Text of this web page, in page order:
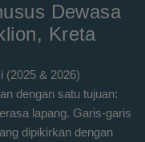
Dewasa
Kreta
(2025 & 2026)
dengan satu tujuan:
lapang. Garis-garis
dipikirkan dengan